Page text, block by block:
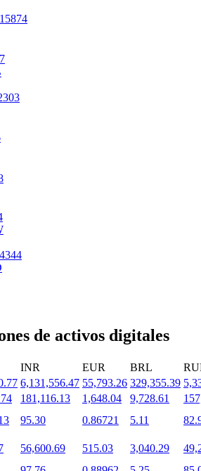
instantáneo
para ganar tokens populares
de activos digitales
INR EUR BRL
6,131,556.47 55,793.26 329,355.39
181,116.13 1,648.04 9,728.61
95.30 0.86721 5.11
56,600.69 515.03 3,040.29